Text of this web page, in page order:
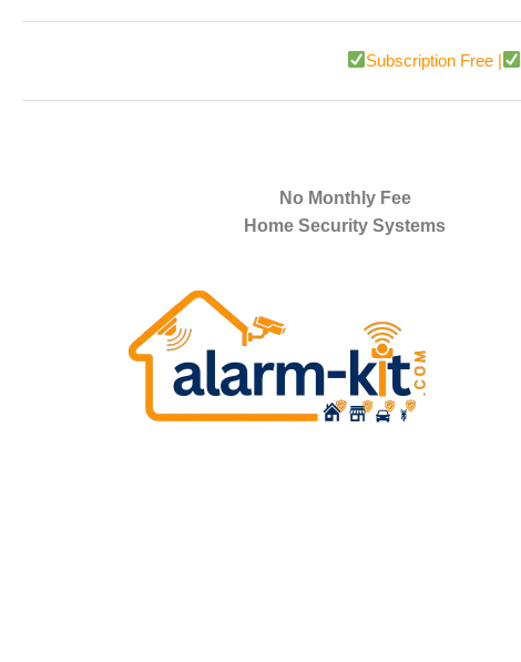
Subscription Free |
No Monthly Fee
Home Security Systems